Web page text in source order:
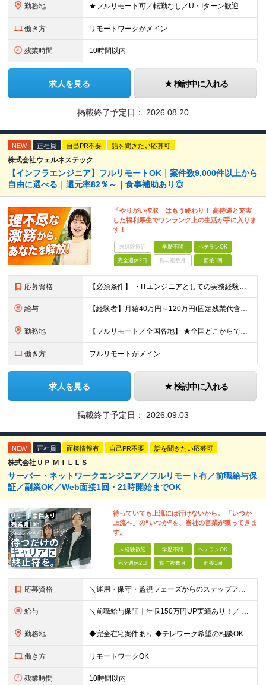
勤務地 ★フルリモート可／転勤なし／U・Iターン歓迎★ ◎勤務地は相談の上、ご自宅近くに調整します！ 【勤務地】 本社、または東京／埼玉／千葉／神奈川／愛知／仙台のクライアント先 ◎完全在宅（フルリモート）
働き方 リモートワークがメイン
残業時間 10時間以内
求人を見る 検討中に入れる
掲載終了予定日： 2026.08.20
NEW 正社員 自己PR不要 話を聞きたい応募可
株式会社ウェルネステック
【インフラエンジニア】フルリモートOK｜案件数9,000件以上から
自由に選べる｜還元率82％～｜食事補助あり◎
「やりがい搾取」はもう終わり！ 高待遇と充実
した福利厚生でワンランク上の生活が手に入りま
す！
未経験歓迎 学歴不問 ベテランOK
完全週休2日 賞与複数月 面接1回
応募資格 【必須条件】 ・ITエンジニアとしての実務経験が1年以上ある方 ※開発・インフラ・運用保守など分野・フェーズは不問！ ※学歴不問 【歓迎条件】 ・基本設計、詳細設計などの経験がある方 ・AWS, G
給与 【経験者】月給40万円～120万円(固定残業代含む)+各種手当 ※月給には、みなし残業手当(月30時間／5万8,000円～15万7,000円)を含みます ※上記を超える時間外労働分は追加で支給します
勤務地 【フルリモート／全国各地】 ★全国どこからでも参画可能！フルリモート案件も多数！ ※プロジェクトは100%選択制。あなたの希望を最優先します。 ※フルリモート、ハイブリッド、常駐案件から自由に選択可能
働き方 フルリモートがメイン
求人を見る 検討中に入れる
掲載終了予定日： 2026.09.03
NEW 正社員 面接情報有 自己PR不要 話を聞きたい応募可
株式会社ＵＰ ＭＩＬＬＳ
サーバー・ネットワークエンジニア／フルリモート有／前職給与保
証／副業OK／Web面接1回・21時開始までOK
待っていても上流には行けないから。 「いつか
上流へ」の“いつか”を、当社の営業が獲ってきま
す。
未経験歓迎 学歴不問 ベテランOK
完全週休2日 賞与複数月 面接1回
応募資格 ＼運用・保守・監視フェーズからのステップアップも大歓迎！／ インフラエンジニア（サーバー、ネットワーク、クラウド等）の実務経験をお持ちの方 ★学歴不問 ★第二新卒OK ＜こんな方にピッタリです＞ ・
給与 ＼前職給与保証｜年収150万円UP実績あり！／ 月給30万円以上 ※経験・スキルを考慮の上、決定します。 ※上記月給には固定残業代（35時間分／5万2,500円～）を含みます ※固定残業代は給与に応
勤務地 ◆完全在宅案件あり ◆テレワーク希望の相談OK ◆転勤なし 東京都中央区日本橋久松町11-8 REGRARD NINGYOCHO B1F ┗一都三県（東京・神奈川・千葉・埼玉）の案件先へ勤務いただき
働き方 リモートワークOK
残業時間 10時間以内